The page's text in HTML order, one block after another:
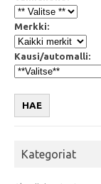
Merkki:
Kausi/automalli:
HAE
Kategoriat